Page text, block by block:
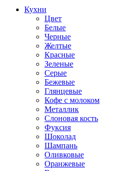
Кухни
Цвет
Белые
Черные
Желтые
Красные
Зеленые
Серые
Бежевые
Глянцевые
Кофе с молоком
Металлик
Слоновая кость
Фуксия
Шоколад
Шампань
Оливковые
Оранжевые